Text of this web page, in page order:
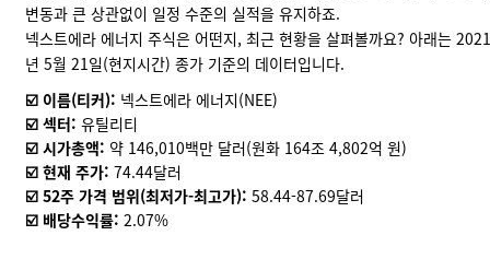
변동과 큰 상관없이 일정 수준의 실적을 유지하죠.
넥스트에라 에너지 주식은 어떤지, 최근 현황을 살펴볼까요? 아래는 2021
년 5월 21일(현지시간) 종가 기준의 데이터입니다.
☑️ 이름(티커): 넥스트에라 에너지(NEE)
☑️ 섹터: 유틸리티
☑️ 시가총액: 약 146,010백만 달러(원화 164조 4,802억 원)
☑️ 현재 주가: 74.44달러
☑️ 52주 가격 범위(최저가-최고가): 58.44-87.69달러
☑️ 배당수익률: 2.07%